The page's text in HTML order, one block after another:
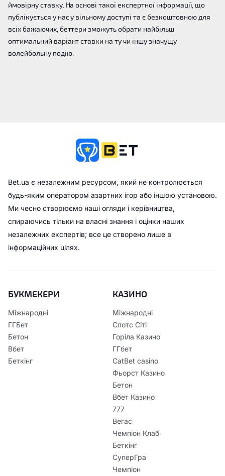
ймовірну ставку. На основі такої експертної інформації, що
публікується у нас у вільному доступі та є безкоштовною для
всіх бажаючих, беттери зможуть обрати найбільш
оптимальний варіант ставки на ту чи іншу значущу
волейбольну подію.
Bet.ua є незалежним ресурсом, який не контролюється
будь-яким оператором азартних ігор або іншою установою.
Ми чесно створюємо наші огляди і керівництва,
спираючись тільки на власні знання і оцінки наших
незалежних експертів; все це створено лише в
інформаційних цілях.
БУКМЕКЕРИ
Міжнародні
ГГБет
Бетон
Вбет
Беткінг
КАЗИНО
Міжнародні
Слотс Сіті
Горіла Казино
ГГбет
CatBet casino
Фьорст Казино
Бетон
Вбет Казино
777
Вегас
Чемпіон Клаб
Беткінг
СуперГра
Чемпіон